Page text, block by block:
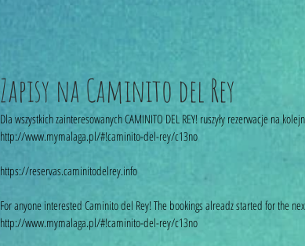
Zapisy na Caminito del Rey
Dla wszystkich zainteresowanych CAMINITO DEL REY! ruszyły rezerwacje na
http://www.mymalaga.pl/#!caminito-del-rey/c13no
https://reservas.caminitodelrey.info
For anyone interested Caminito del Rey! The bookings alreadz started for the
http://www.mymalaga.pl/#!caminito-del-rey/c13no